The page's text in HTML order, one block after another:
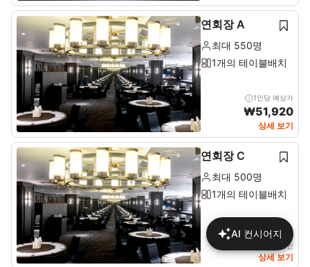
연회장 A
최대 550명
1개의 테이블배치
1인당 예상가
₩51,920
상세 보기
연회장 C
최대 500명
1개의 테이블배치
상세에서 가격 확인
상세 보기
AI 컨시어지